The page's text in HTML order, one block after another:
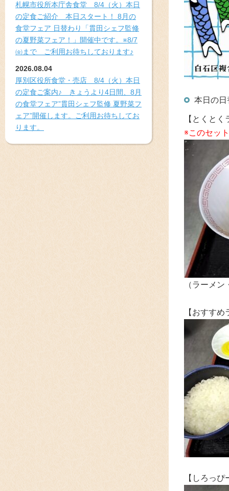
札幌市役所本庁舎食堂 8/4（火）本日
の定食ご紹介 本日スタート！ 8月の
食堂フェア 日替わり「貫田シェフ監修
の夏野菜フェア！」開催中です。※8/7
㈮まで ご利用お待ちしております♪
2026.08.04
厚別区役所食堂・売店 8/4（火）本日
の定食ご案内♪ きょうより4日間、8月
の食堂フェア”貫田シェフ監修 夏野菜フ
ェア”開催します。ご利用お待ちしてお
ります。
本日の日
【とくと
※このセッ
（ラーメ
【おすす
【しろっぴ